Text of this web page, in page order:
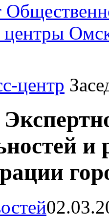
центры
центр
и